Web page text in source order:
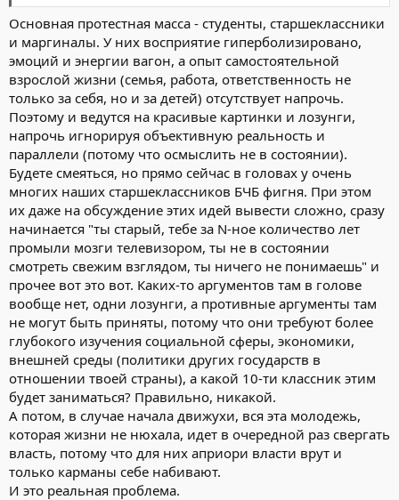
Основная протестная масса - студенты, старшеклассники
и маргиналы. У них восприятие гиперболизировано,
эмоций и энергии вагон, а опыт самостоятельной
взрослой жизни (семья, работа, ответственность не
только за себя, но и за детей) отсутствует напрочь.
Поэтому и ведутся на красивые картинки и лозунги,
напрочь игнорируя объективную реальность и
параллели (потому что осмыслить не в состоянии).
Будете смеяться, но прямо сейчас в головах у очень
многих наших старшеклассников БЧБ фигня. При этом
их даже на обсуждение этих идей вывести сложно, сразу
начинается "ты старый, тебе за N-ное количество лет
промыли мозги телевизором, ты не в состоянии
смотреть свежим взглядом, ты ничего не понимаешь" и
прочее вот это вот. Каких-то аргументов там в голове
вообще нет, одни лозунги, а противные аргументы там
не могут быть приняты, потому что они требуют более
глубокого изучения социальной сферы, экономики,
внешней среды (политики других государств в
отношении твоей страны), а какой 10-ти классник этим
будет заниматься? Правильно, никакой.
А потом, в случае начала движухи, вся эта молодежь,
которая жизни не нюхала, идет в очередной раз свергать
власть, потому что для них априори власти врут и
только карманы себе набивают.
И это реальная проблема.